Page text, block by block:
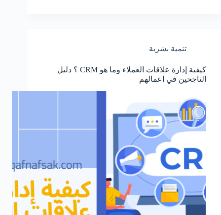
تنمية بشرية
كيفية إدارة علاقات العملاء وما هو CRM ؟ دليل
الناجحين في اعمالهم